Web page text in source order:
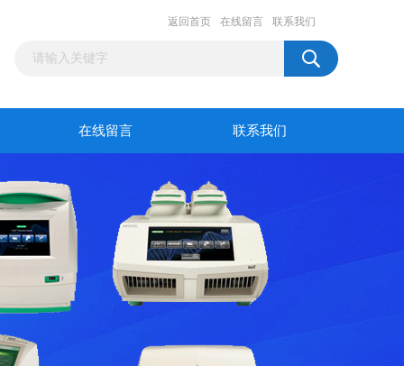
返回首页 在线留言 联系我们
在线留言 联系我们